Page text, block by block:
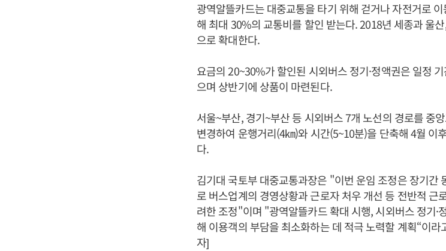
광역알뜰카드는 대중교통을 타기 위해 걷거나 자전거로
해 최대 30%의 교통비를 할인 받는다. 2018년 세종과 울
으로 확대한다.
요금의 20~30%가 할인된 시외버스 정기·정액권은 일정
으며 상반기에 상품이 마련된다.
서울~부산, 경기~부산 등 시외버스 7개 노선의 경로를 중
변경하여 운행거리(4㎞)와 시간(5~10분)을 단축해 4월 이
다.
김기대 국토부 대중교통과장은 "이번 운임 조정은 장기간
로 버스업계의 경영상황과 근로자 처우 개선 등 전반적 근
려한 조정"이며 "광역알뜰카드 확대 시행, 시외버스 정기·
해 이용객의 부담을 최소화하는 데 적극 노력할 계획“이
자]